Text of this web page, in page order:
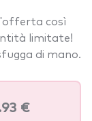
così
limitate!
di mano.
€